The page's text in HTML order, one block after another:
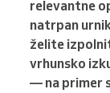
relevantne
natrpan
želite
vrhunsko
— na primer